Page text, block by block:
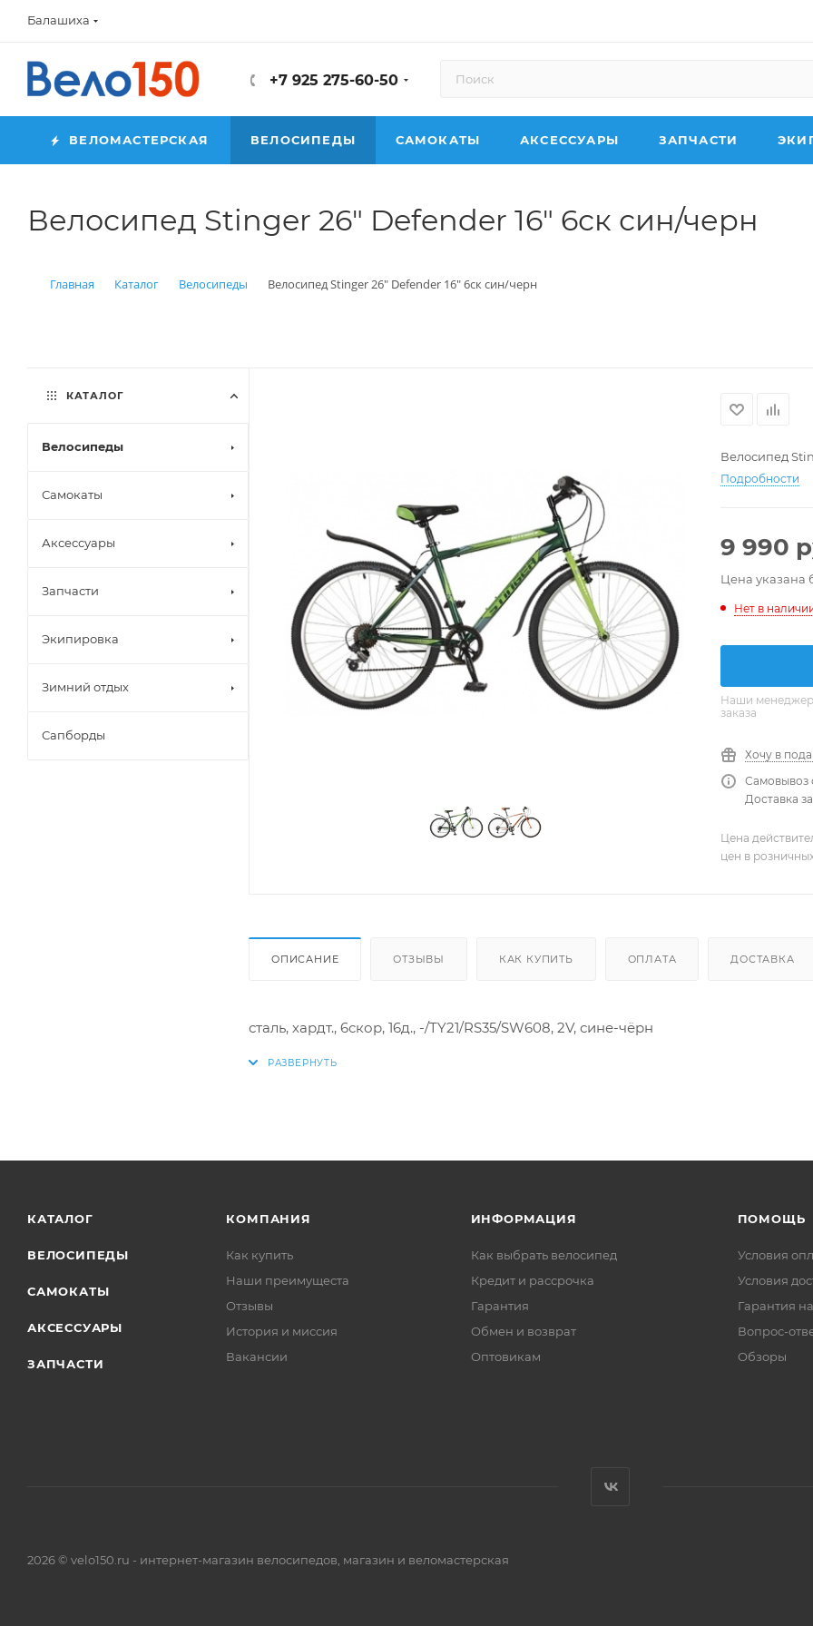
Балашиха
+7 925 275-60-50
ВЕЛОМАСТЕРСКАЯ ВЕЛОСИПЕДЫ САМОКАТЫ АКСЕССУАРЫ ЗАПЧАСТИ
Велосипед Stinger 26" Defender 16" 6ск син/черн
Главная Каталог Велосипеды Велосипед Stinger 26" Defender 16" 6ск син/черн
Велосипед
Подробности
9 990
Цена указана
Нет в
Наши
заказа
Хочу в
Самовывоз
Доставка
Цена
цен в
ОПИСАНИЕ ОТЗЫВЫ КАК КУПИТЬ ОПЛАТА ДОСТАВКА
сталь, хардт., 6скор, 16д., -/TY21/RS35/SW608, 2V, сине-чёрн
КАТАЛОГ
Велосипеды
Самокаты
Аксессуары
Запчасти
Экипировка
Зимний отдых
Сапборды
КАТАЛОГ
ВЕЛОСИПЕДЫ
САМОКАТЫ
АКСЕССУАРЫ
ЗАПЧАСТИ
КОМПАНИЯ
Как купить
Наши преимущеста
Отзывы
История и миссия
Вакансии
ИНФОРМАЦИЯ
Как выбрать велосипед
Кредит и рассрочка
Гарантия
Обмен и возврат
Оптовикам
ПОМОЩЬ
Условия
Условия
Гарантия
Вопрос-
Обзоры
2026 © velo150.ru - интернет-магазин велосипедов, магазин и веломастерская